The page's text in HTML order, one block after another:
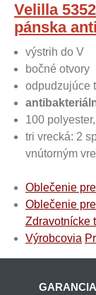
Velilla
pánska
výstrih do V
bočné otvory
odpudzujúce
100
tri vrecká: 2
vnútorným
Oblečenie
Oblečenie
Zdravotnícke
Výrobcovia